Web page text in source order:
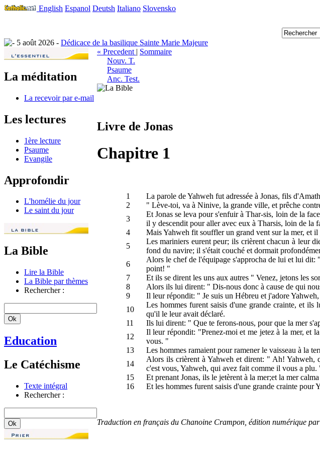
English Espanol Deutsh Italiano Slovensko
5 août 2026 - Dédicace de la basilique Sainte Marie Majeure
La méditation
La recevoir par e-mail
Les lectures
1ère lecture
Psaume
Evangile
Approfondir
L'homélie du jour
Le saint du jour
La Bible
Lire la Bible
La Bible par thèmes
Rechercher :
Education
Le Catéchisme
Texte intégral
Rechercher :
« Precedent | Sommaire
Nouv. T.
Psaume
Anc. Test.
Livre de Jonas
Chapitre 1
1
La parole de Yahweh fut adressée à Jonas, fils
2
" Lève-toi, va à Ninive, la grande ville, et prêche
3
Et Jonas se leva pour s'enfuir à Thar-sis, loin de la
il y descendit pour aller avec eux à Tharsis, loin de la
4
Mais Yahweh fit souffler un grand vent sur la mer, et il
5
Les mariniers eurent peur; ils crièrent chacun à leur
fond du navire; il s'était couché et dormait
6
Alors le chef de l'équipage s'approcha de lui et lui
point! "
7
Et ils se dirent les uns aux autres " Venez, jetons les
8
Alors ils lui dirent: " Dis-nous donc à cause de qui
9
Il leur répondit: " Je suis un Hébreu et j'adore
10
Les hommes furent saisis d'une grande crainte, et
qu'il le leur avait déclaré.
11
Ils lui dirent: " Que te ferons-nous, pour que la mer
12
Il leur répondit: "Prenez-moi et me jetez à la mer, et
vous. "
13
Les hommes ramaient pour ramener le vaisseau à la
14
Alors ils crièrent à Yahweh et dirent: " Ah! Yahweh,
c'est vous, Yahweh, qui avez fait comme il vous a plu.
15
Et prenant Jonas, ils le jetèrent à la mer;et la mer
16
Et les hommes furent saisis d'une grande crainte
Traduction en français du Chanoine Crampon, édition numérique